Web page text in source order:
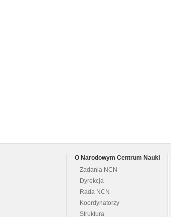
O Narodowym Centrum Nauki
Zadania NCN
Dyrekcja
Rada NCN
Koordynatorzy
Struktura